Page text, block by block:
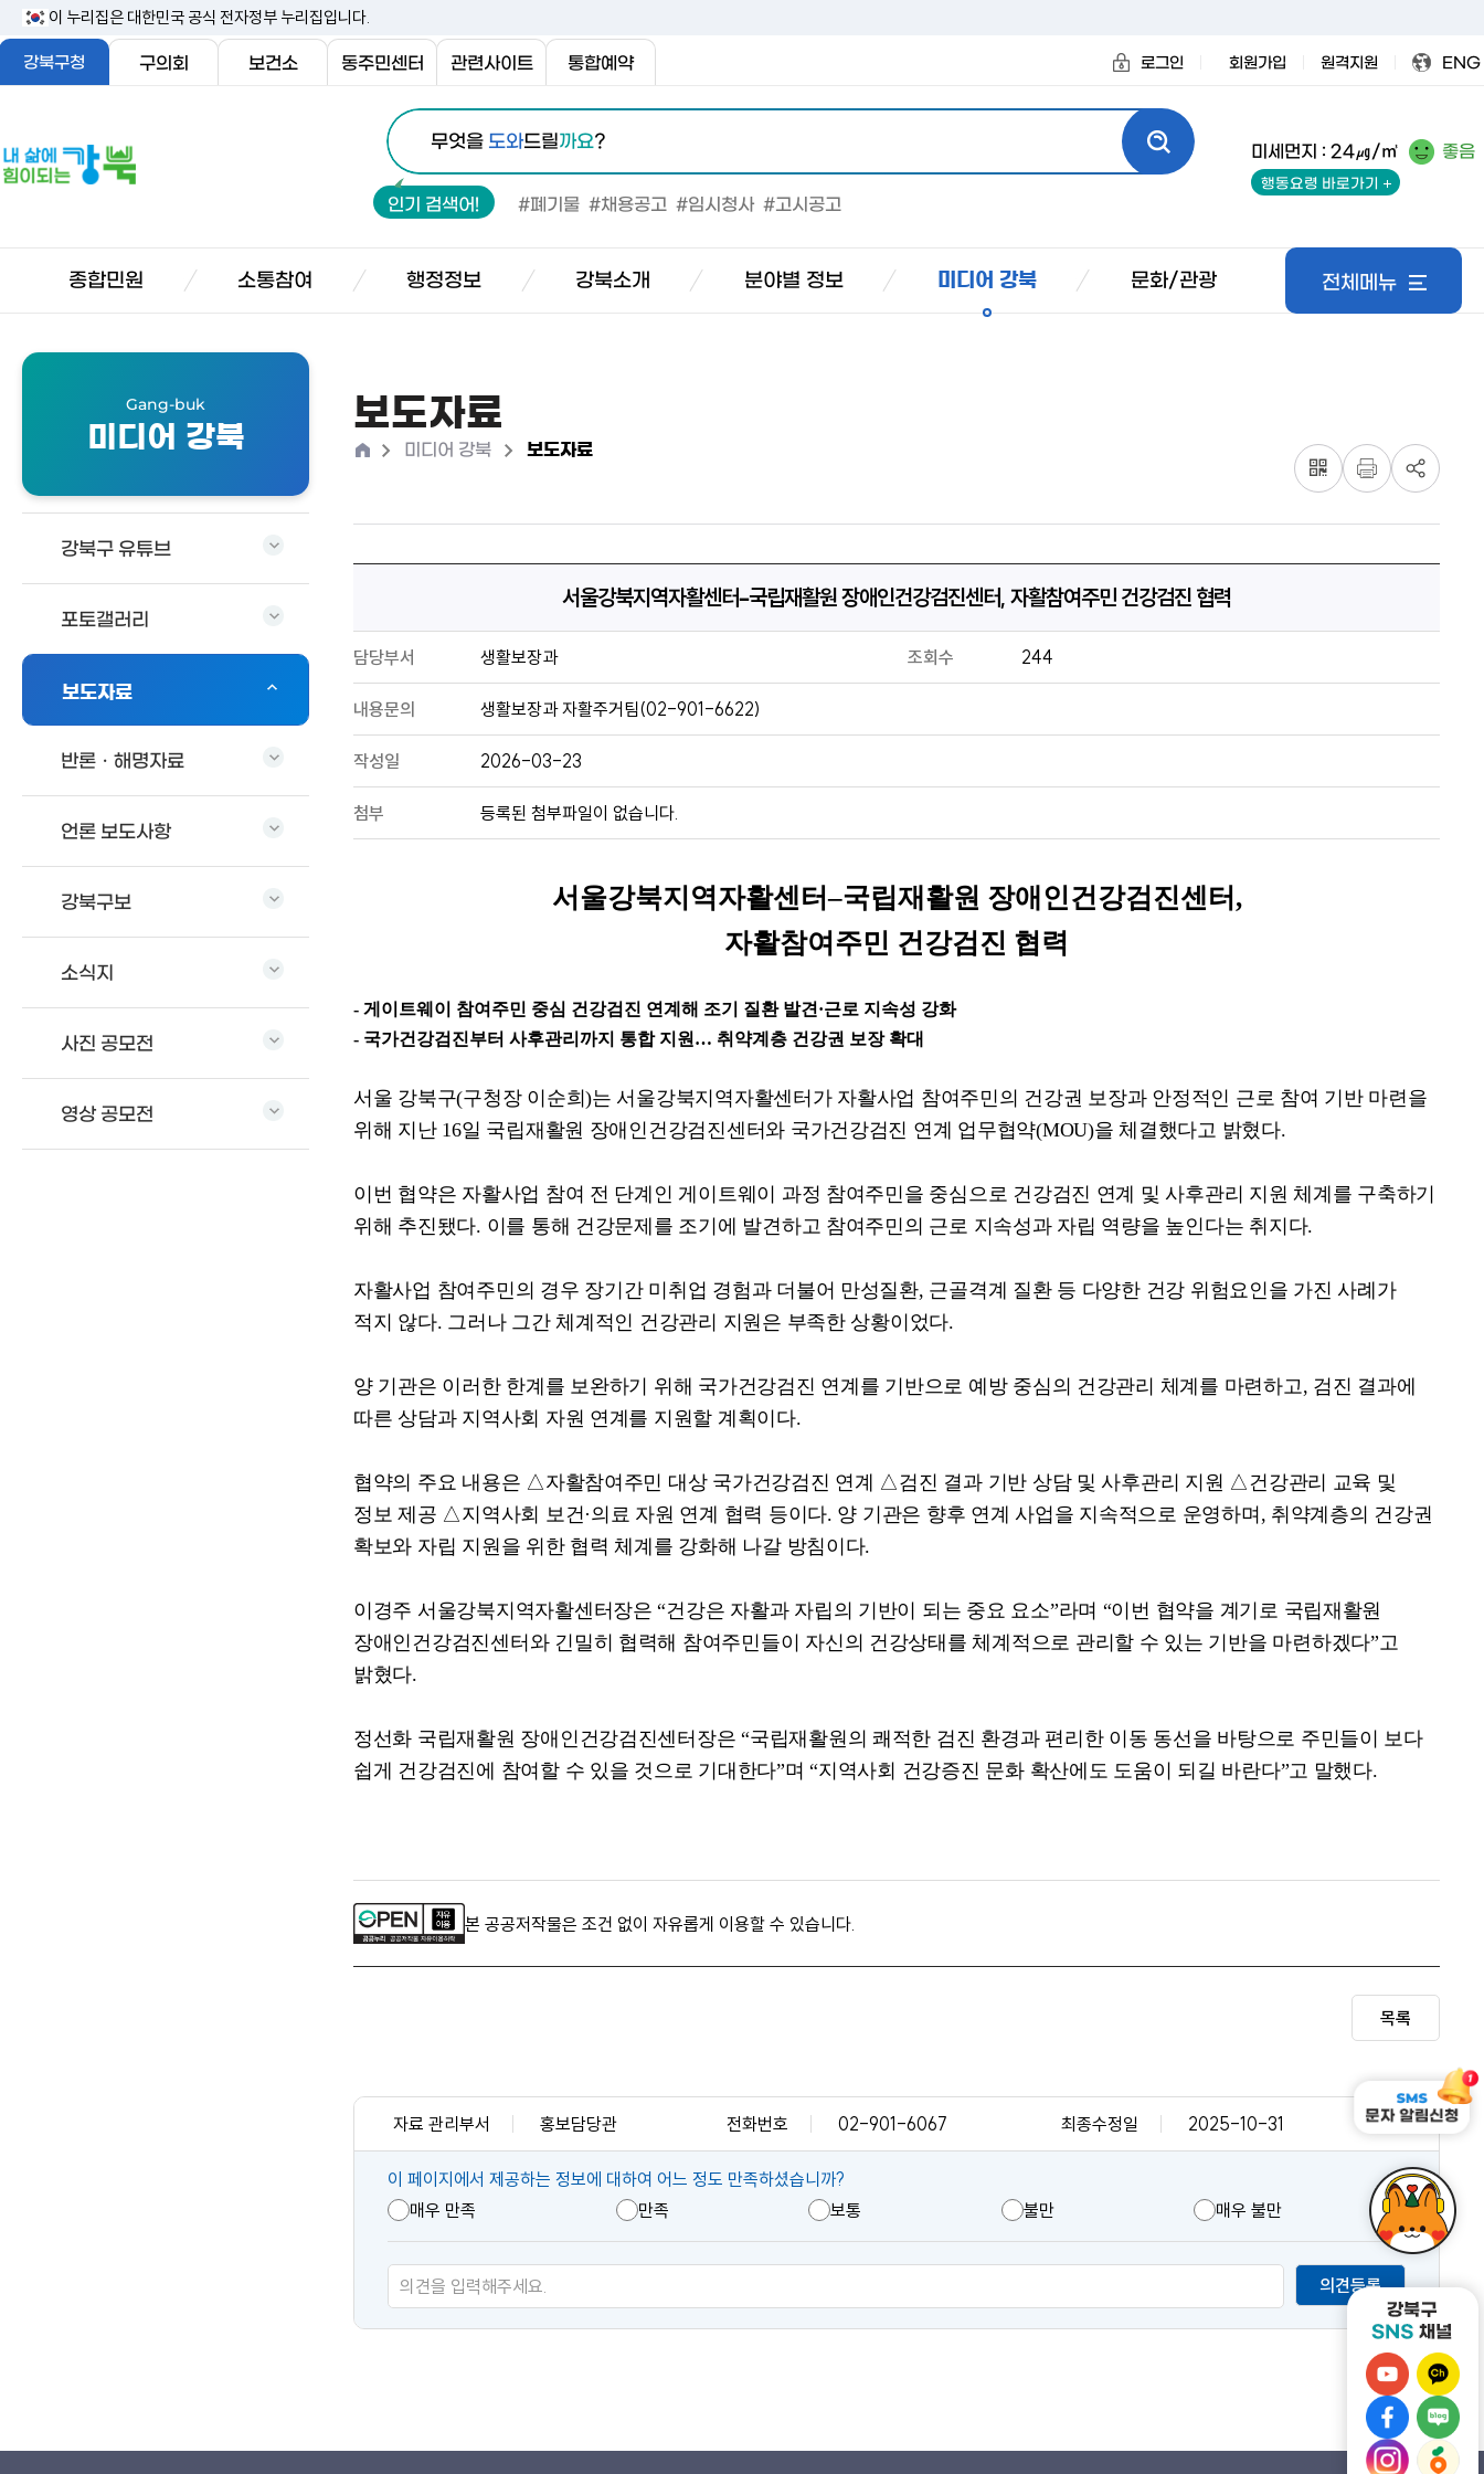
문
내
바
이 누리집은 대한민국 공식 전자정부 누리집입니다.
강북구청 구의회 보건소 동주민센터 관련사이트 통합예약 로그인 회원가입 원격지원 ENG
삶
에
통
합
검
색
무엇을 도와드릴까요?
인기 검색어! #폐기물 #채용공고 #임시청사 #고시공고
미세먼지 : 24㎍/㎥ 좋음
행동요령 바로가기
종합민원 소통참여 행정정보 강북소개 분야별 정보 미디어 강북 문화/관광 전체메뉴
Gang-buk
미디어 강북
강북구 유튜브
포토갤러리
보도자료
반론ㆍ해명자료
언론 보도사항
강북구보
소식지
사진 공모전
영상 공모전
보도자료
홈 >미디어 강북 >보도자료
서울강북지역자활센터–국립재활원 장애인건강검진센터, 자활참여주민 건강검진 협력
담당부서 생활보장과 조회수 244
내용문의 생활보장과 자활주거팀(02-901-6622)
작성일 2026-03-23
첨부 등록된 첨부파일이 없습니다.
서울강북지역자활센터–국립재활원 장애인건강검진센터 ,
자활참여주민 건강검진 협력
- 게이트웨이 참여주민 중심 건강검진 연계해 조기 질환 발견 ·근로 지속성 강화
- 국가건강검진부터 사후관리까지 통합 지원 … 취약계층 건강권 보장 확대
서울 강북구(구청장 이순희)는 서울강북지역자활센터가 자활사업 참여주민의 건강권 보장과 안정적인 근로 참여 기반 마련을
위해 지난 16일 국립재활원 장애인건강검진센터와 국가건강검진 연계 업무협약(MOU)을 체결했다고 밝혔다.
이번 협약은 자활사업 참여 전 단계인 게이트웨이 과정 참여주민을 중심으로 건강검진 연계 및 사후관리 지원 체계를 구축하기
위해 추진됐다. 이를 통해 건강문제를 조기에 발견하고 참여주민의 근로 지속성과 자립 역량을 높인다는 취지다.
자활사업 참여주민의 경우 장기간 미취업 경험과 더불어 만성질환, 근골격계 질환 등 다양한 건강 위험요인을 가진 사례가
적지 않다. 그러나 그간 체계적인 건강관리 지원은 부족한 상황이었다.
양 기관은 이러한 한계를 보완하기 위해 국가건강검진 연계를 기반으로 예방 중심의 건강관리 체계를 마련하고, 검진 결과에
따른 상담과 지역사회 자원 연계를 지원할 계획이다.
협약의 주요 내용은 △자활참여주민 대상 국가건강검진 연계 △검진 결과 기반 상담 및 사후관리 지원 △건강관리 교육 및
정보 제공 △지역사회 보건·의료 자원 연계 협력 등이다. 양 기관은 향후 연계 사업을 지속적으로 운영하며 , 취약계층의 건강권
확보와 자립 지원을 위한 협력 체계를 강화해 나갈 방침이다.
이경주 서울강북지역자활센터장은“건강은 자활과 자립의 기반이 되는 중요 요소”라며 “이번 협약을 계기로 국립재활원
장애인건강검진센터와 긴밀히 협력해 참여주민들이 자신의 건강상태를 체계적으로 관리할 수 있는 기반을 마련하겠다”고
밝혔다.
정선화 국립재활원 장애인건강검진센터장은“국립재활원의 쾌적한 검진 환경과 편리한 이동 동선을 바탕으로 주민들이 보다
쉽게 건강검진에 참여할 수 있을 것으로 기대한다”며“지역사회 건강증진 문화 확산에도 도움이 되길 바란다”고 말했다.
본 공공저작물은 조건 없이 자유롭게 이용할 수 있습니다.
목록
자료 관리부서 홍보담당관 전화번호 02-901-6067 최종수정일 2025-10-31
콘
텐
츠
만
족
이 페이지에서 제공하는 정보에 대하여 어느 정도 만족하셨습니까?
매우 만족
만족 보통 불만 매우 불만
의견등록
강
북
구
유
강
북
구
카
강
북
구
강
북
구
강
강